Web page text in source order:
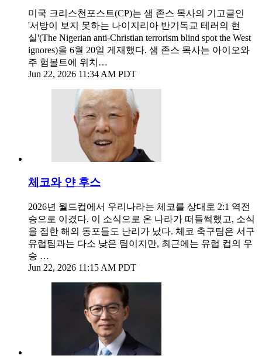
미국 크리스천포스트(CP)는 샘 존스 목사의 기고글인
'서방이 보지 못하는 나이지리아 반기독교 테러의 현
실'(The Nigerian anti-Christian terrorism blind spot the West
ignores)을 6월 20일 게재했다. 샘 존스 목사는 아이오와
주 험볼트에 위치…
Jun 22, 2026 11:34 AM PDT
체코와 얀 후스
2026년 월드컵에서 우리나라는 체코를 상대로 2:1 역전
승으로 이겼다. 이 소식으로 온 나라가 떠들썩했고, 소식
을 접한 해외 동포들도 난리가 났다. 체코 축구팀은 서구
유럽팀과는 다소 낮은 팀이지만, 최근에는 유럽 컵의 우
승 …
Jun 22, 2026 11:15 AM PDT